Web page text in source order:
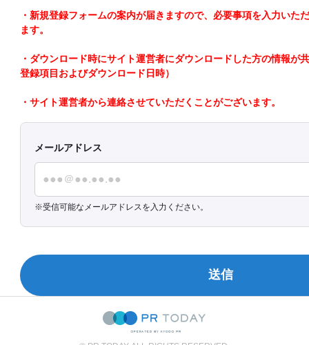
・新規登録フォームの案内が届きますので、必要事項を入力いた
ます。
・ダウンロード時にサイト運営者にダウンロードした方の情報が
登録項目およびダウンロード日時）
・サイト運営者から連絡させていただくことがございます。
メールアドレス
受信可能なメールアドレスを入力ください。
送信